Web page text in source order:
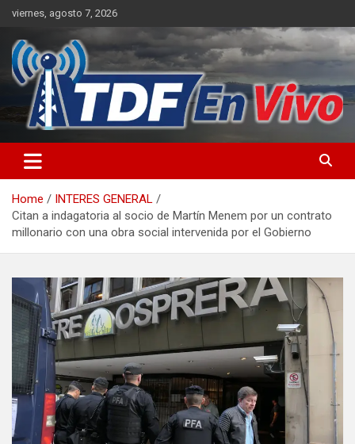
Skip
content
viernes, agosto 7, 2026
Home
INTERES GENERAL
Citan a indagatoria al socio de Martín Menem por un contrato
millonario con una obra social intervenida por el Gobierno